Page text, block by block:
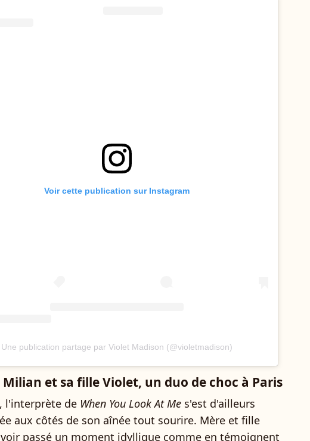
Voir cette publication sur Instagram
Une publication partage par Violet Madison (@violetmadison)
et sa fille Violet, un duo de choc à Paris
l'interprète de When You Look At Me s'est d'ailleurs
aux côtés de son aînée tout sourire. Mère et fille
passé un moment idyllique comme en témoignent